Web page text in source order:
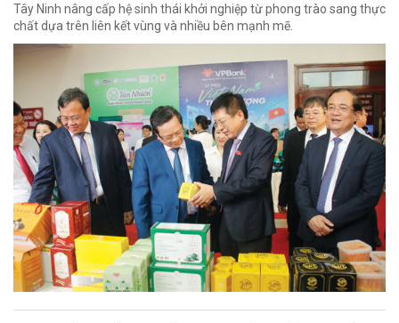
Tây Ninh nâng cấp hệ sinh thái khởi nghiệp từ phong trào sang thực
chất dựa trên liên kết vùng và nhiều bên mạnh mẽ.